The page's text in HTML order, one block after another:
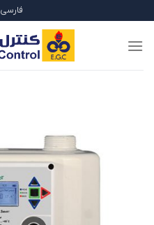
to
content
فارسی